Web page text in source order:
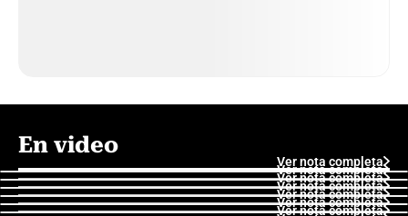
En video
Ver nota completa
Ver nota completa
Ver nota completa
Ver nota completa
Ver nota completa
Ver nota completa
Ver nota completa